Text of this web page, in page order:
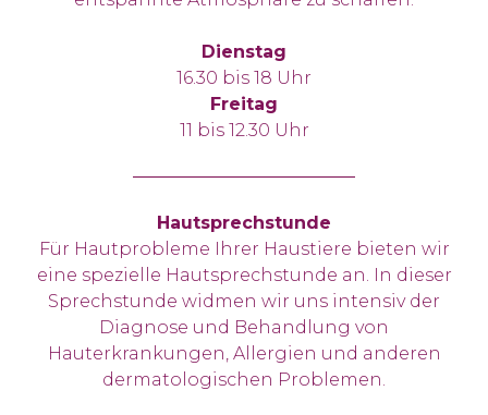
Dienstag
16.30 bis 18 Uhr
Freitag
11 bis 12.30 Uhr
Hautsprechstunde
Für Hautprobleme Ihrer Haustiere bieten wir
eine spezielle Hautsprechstunde an. In dieser
Sprechstunde widmen wir uns intensiv der
Diagnose und Behandlung von
Hauterkrankungen, Allergien und anderen
dermatologischen Problemen.